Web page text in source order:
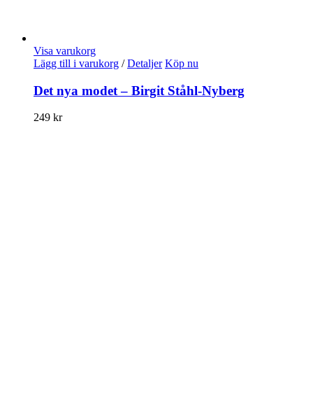
Visa varukorg
Lägg till i varukorg / Detaljer Köp nu
Det nya modet – Birgit Ståhl-Nyberg
249 kr